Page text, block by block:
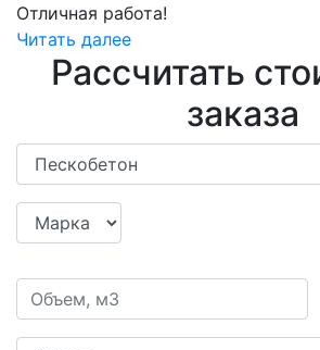
Отличная работа!
Читать далее
Рассчитать
заказа